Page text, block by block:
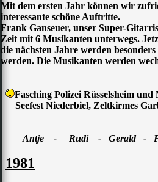
Mit dem ersten Jahr können wir
interessante schöne Auftritte.
Frank Ganseuer, unser Super-
Zeit mit 6 Musikanten unterwegs.
die nächsten Jahre werden
werden. Die Musikanten werden
Fasching Polizei Rüsselsheim
Seefest Niederbiel, Zeltkirmes
Antje - Rudi - Gerald -
1981